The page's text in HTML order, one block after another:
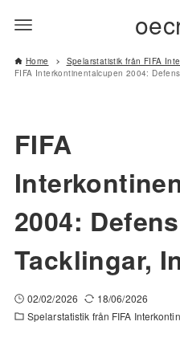
Home
Spelarstatistik från FIFA
FIFA Interkontinentalcupen 2004:
FIFA
2004:
Tacklingar,
02/02/2026
18/06/2026
Spelarstatistik från FIFA